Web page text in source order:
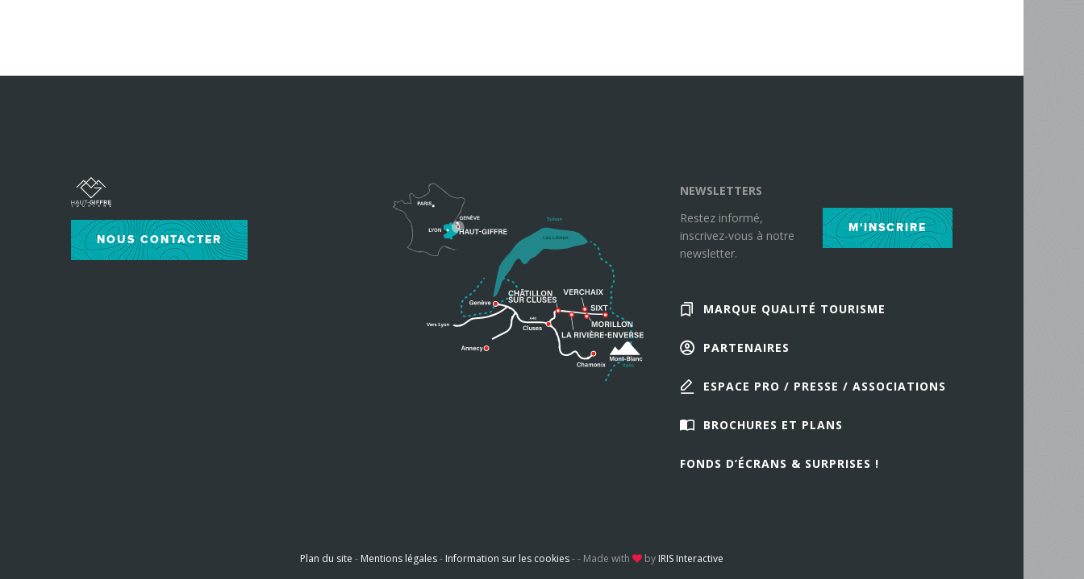
NOUS CONTACTER
NEWSLETTERS
Restez informé,
inscrivez-vous à notre
newsletter.
M'INSCRIRE
MARQUE QUALITÉ TOURISME
PARTENAIRES
ESPACE PRO / PRESSE / ASSOCIATIONS
BROCHURES ET PLANS
FONDS D’ÉCRANS & SURPRISES !
Plan du site - Mentions légales- Information sur les cookies-- Made with by IRIS Interactive